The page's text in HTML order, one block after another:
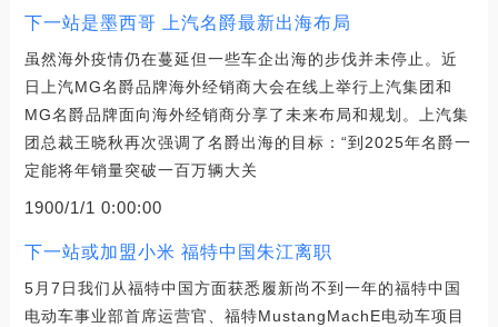
下一站是墨西哥 上汽名爵最新出海布局
虽然海外疫情仍在蔓延但一些车企出海的步伐并未停止。近
日上汽MG名爵品牌海外经销商大会在线上举行上汽集团和
MG名爵品牌面向海外经销商分享了未来布局和规划。上汽集
团总裁王晓秋再次强调了名爵出海的目标：“到2025年名爵一
定能将年销量突破一百万辆大关
1900/1/1 0:00:00
下一站或加盟小米 福特中国朱江离职
5月7日我们从福特中国方面获悉履新尚不到一年的福特中国
电动车事业部首席运营官、福特MustangMachE电动车项目